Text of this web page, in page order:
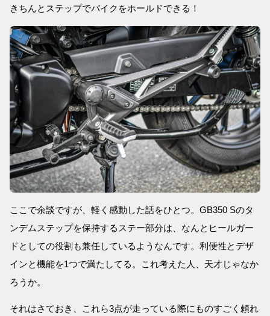
きちんとステップでバイクをホールドできる！
ここで余談ですが、軽く感動した話をひとつ。GB350 Sのタ
ンデムステップを保持するステー部分は、なんとヒールガー
ドとしての役割も兼任しているようなんです。利便性とデザ
インと機能を1つで満たしてる。これ考えた人、天才じゃなか
ろうか。
それはさておき、これら3点が走っている際にものすごく頼れ